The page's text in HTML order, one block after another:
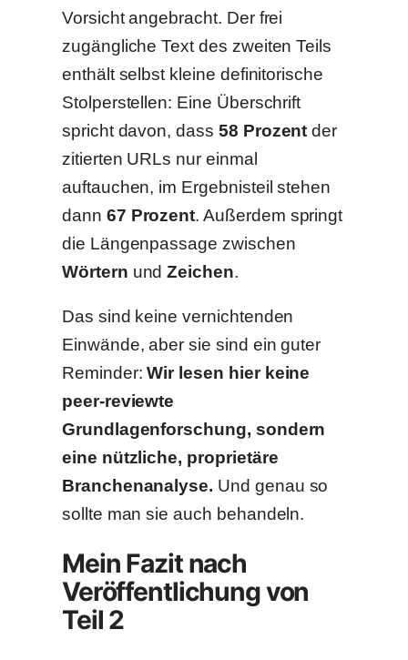
Vorsicht angebracht. Der frei
zugängliche Text des zweiten Teils
enthält selbst kleine definitorische
Stolperstellen: Eine Überschrift
spricht davon, dass 58 Prozent der
zitierten URLs nur einmal
auftauchen, im Ergebnisteil stehen
dann 67 Prozent. Außerdem springt
die Längenpassage zwischen
Wörtern undZeichen.
Das sind keine vernichtenden
Einwände, aber sie sind ein guter
Reminder:Wir lesen hier keine
peer-reviewte
Grundlagenforschung, sondern
eine nützliche, proprietäre
Branchenanalyse. Und genau so
sollte man sie auch behandeln.
Mein Fazit nach
Veröffentlichung von
Teil 2